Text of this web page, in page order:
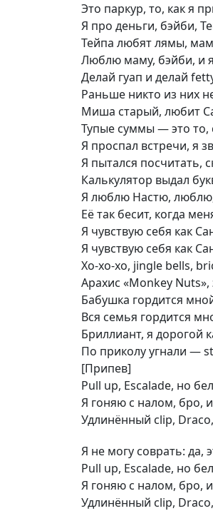
Это паркур, то, как я
Я про деньги, бэйби,
Тейпа любят лямы,
Люблю маму, бэйби, и
Делай гуап и делай
Раньше никто из них
Миша старый, любит
Тупые суммы — это то,
Я проспал встречи, я
Я пытался посчитать,
Калькулятор выдал
Я люблю Настю,
Её так бесит, когда
Я чувствую себя как
Я чувствую себя как
Хо-хо-хо, jingle bells,
Арахис «Monkey
Бабушка гордится
Вся семья гордится
Бриллиант, я дорогой
По приколу угнали —
[Припев]
Pull up, Escalade, но
Я гоняю с налом, бро,
Удлинённый clip,
Я не могу соврать: да,
Pull up, Escalade, но
Я гоняю с налом, бро,
Удлинённый clip,